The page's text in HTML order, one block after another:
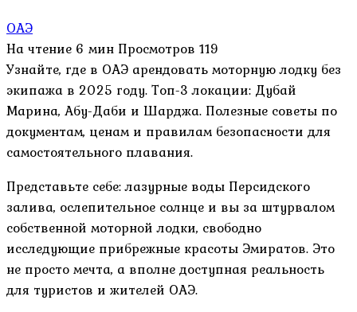
ОАЭ
На чтение 6 мин Просмотров 119
Узнайте, где в ОАЭ арендовать моторную лодку без
экипажа в 2025 году. Топ-3 локации: Дубай
Марина, Абу-Даби и Шарджа. Полезные советы по
документам, ценам и правилам безопасности для
самостоятельного плавания.
Представьте себе: лазурные воды Персидского
залива, ослепительное солнце и вы за штурвалом
собственной моторной лодки, свободно
исследующие прибрежные красоты Эмиратов. Это
не просто мечта, а вполне доступная реальность
для туристов и жителей ОАЭ.